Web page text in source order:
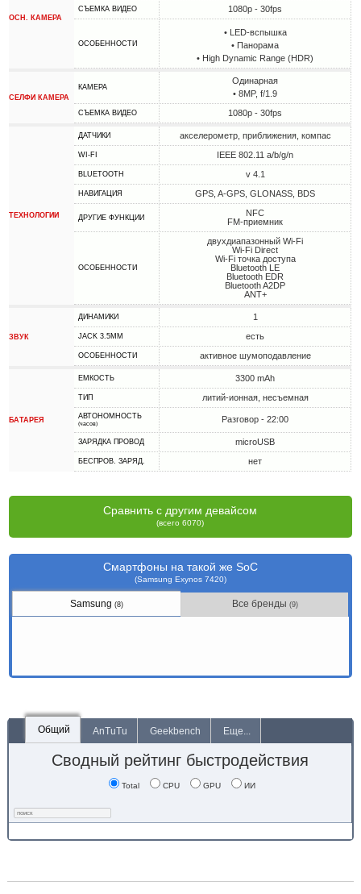
ОСН. КАМЕРА
СЪЕМКА ВИДЕО 1080p - 30fps
ОСОБЕННОСТИ
• LED-вспышка
• Панорама
• High Dynamic Range (HDR)
СЕЛФИ КАМЕРА
КАМЕРА
Одинарная
• 8MP, f/1.9
СЪЕМКА ВИДЕО 1080p - 30fps
ТЕХНОЛОГИИ
ДАТЧИКИ акселерометр, приближения, компас
WI-FI IEEE 802.11 a/b/g/n
BLUETOOTH v 4.1
НАВИГАЦИЯ GPS, A-GPS, GLONASS, BDS
ДРУГИЕ ФУНКЦИИ
NFC
FM-приемник
ОСОБЕННОСТИ
двухдиапазонный Wi-Fi
Wi-Fi Direct
Wi-Fi точка доступа
Bluetooth LE
Bluetooth EDR
Bluetooth A2DP
ANT+
ЗВУК
ДИНАМИКИ 1
JACK 3.5MM есть
ОСОБЕННОСТИ активное шумоподавление
БАТАРЕЯ
ЕМКОСТЬ 3300 mAh
ТИП литий-ионная, несъемная
АВТОНОМНОСТЬ
(часов) Разговор - 22:00
ЗАРЯДКА ПРОВОД microUSB
БЕСПРОВ. ЗАРЯД. нет
Сравнить с другим девайсом
(всего 6070)
Смартфоны на такой же SoC
(Samsung Exynos 7420)
Samsung(8) Все бренды (9)
Общий AnTuTu Geekbench Еще...
Сводный рейтинг быстродействия
Total CPU GPU ИИ